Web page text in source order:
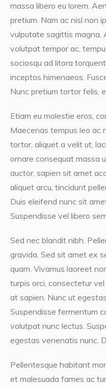
massa libero eu lorem.
pretium. Nam ac nisl non
vulputate sagittis magna.
volutpat tempor ac,
sociosqu ad litora
inceptos himenaeos.
Nunc pretium tortor felis,
Etiam eu molestie eros,
Maecenas tempus leo ac
tortor, aliquet a velit ut,
ornare consequat massa
auctor, sapien sit amet
aliquet arcu, tincidunt
Duis eleifend nunc sit
Suspendisse vel libero
Sed nec blandit nibh.
gravida. Sed sit amet ex
quam. Vivamus laoreet
turpis orci, consectetur
at sapien. Nunc ut
Suspendisse fermentum
volutpat nunc lectus.
egestas venenatis nunc.
Pellentesque habitant
et malesuada fames ac